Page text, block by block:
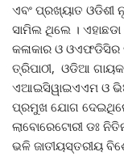
ଏବଂ ପ୍ରଖ୍ୟାତ ଓଡିଶୀ
ସାମିଲ ଥିଲେ ।
କଳାକାର ଓ ଓଏଫଡିସିର
ତ୍ରିପାଠୀ, ଓଡିଆ
ଏଆଇସିୱାଇଏଏମ ଓ
ପ୍ରମୁଖ ଯୋଗ
ଲାବୋରେଟୋରୀ ଡଃ
ଭଳି ଜାତୀୟସ୍ତରୀୟ